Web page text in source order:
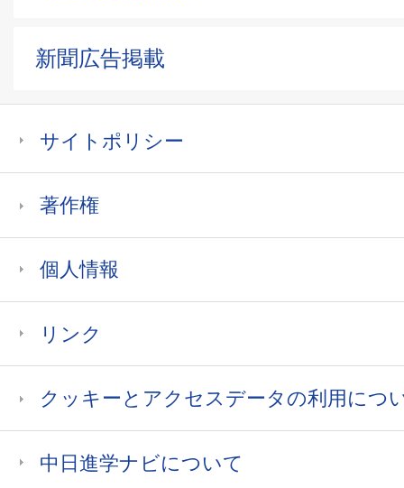
新聞広告掲載
サイトポリシー
著作権
個人情報
リンク
クッキーとアクセスデータの利用につ
中日進学ナビについて